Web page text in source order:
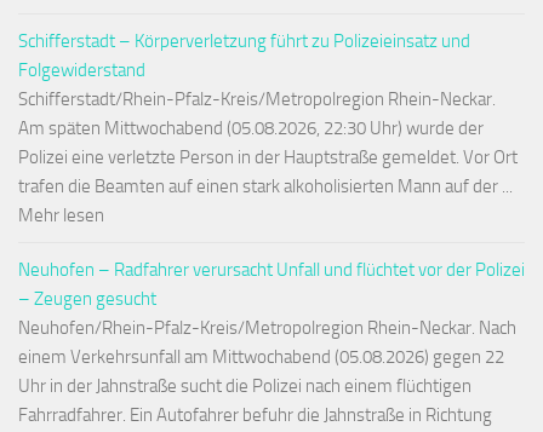
Schifferstadt – Körperverletzung führt zu Polizeieinsatz und
Folgewiderstand
Schifferstadt/Rhein-Pfalz-Kreis/Metropolregion Rhein-Neckar.
Am späten Mittwochabend (05.08.2026, 22:30 Uhr) wurde der
Polizei eine verletzte Person in der Hauptstraße gemeldet. Vor Ort
trafen die Beamten auf einen stark alkoholisierten Mann auf der ...
Mehr lesen
Neuhofen – Radfahrer verursacht Unfall und flüchtet vor der Polizei
– Zeugen gesucht
Neuhofen/Rhein-Pfalz-Kreis/Metropolregion Rhein-Neckar. Nach
einem Verkehrsunfall am Mittwochabend (05.08.2026) gegen 22
Uhr in der Jahnstraße sucht die Polizei nach einem flüchtigen
Fahrradfahrer. Ein Autofahrer befuhr die Jahnstraße in Richtung